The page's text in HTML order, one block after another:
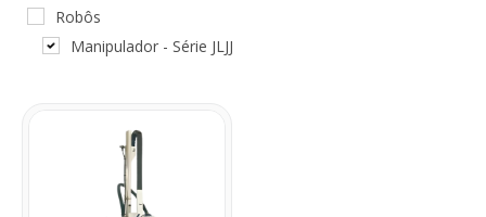
Robôs
Manipulador - Série JLJJ